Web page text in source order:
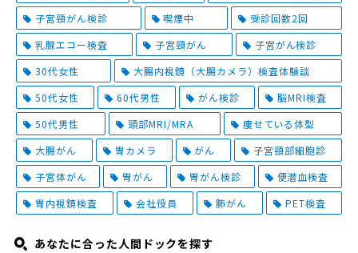
子宮頸がん検診
喫煙中
受診回数2回
乳腺エコー検査
子宮頸がん
子宮がん検診
30代女性
大腸内視鏡（大腸カメラ）検査体験談
50代女性
60代男性 がん検診
脳MRI検査
50代男性
頭部MRI/MRA
痩せている体型
大腸がん
胃カメラ がん
子宮頸部細胞診
子宮体がん
胃がん 胃がん検診
便潜血検査
胃内視鏡検査
会社役員 肺がん PET検査
あなたに合った人間ドックを探す